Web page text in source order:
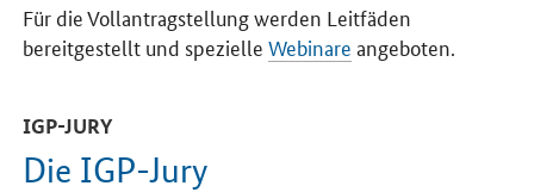
Für die Vollantragstellung werden Leitfäden
bereitgestellt und spezielleWebinare angeboten.
IGP-JURY
Die IGP-Jury